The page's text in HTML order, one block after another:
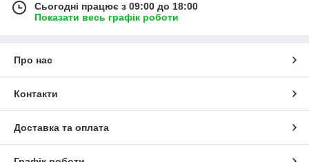
Сьогодні працює з 09:00 до 18:00
Показати весь графік роботи
Про нас
Контакти
Доставка та оплата